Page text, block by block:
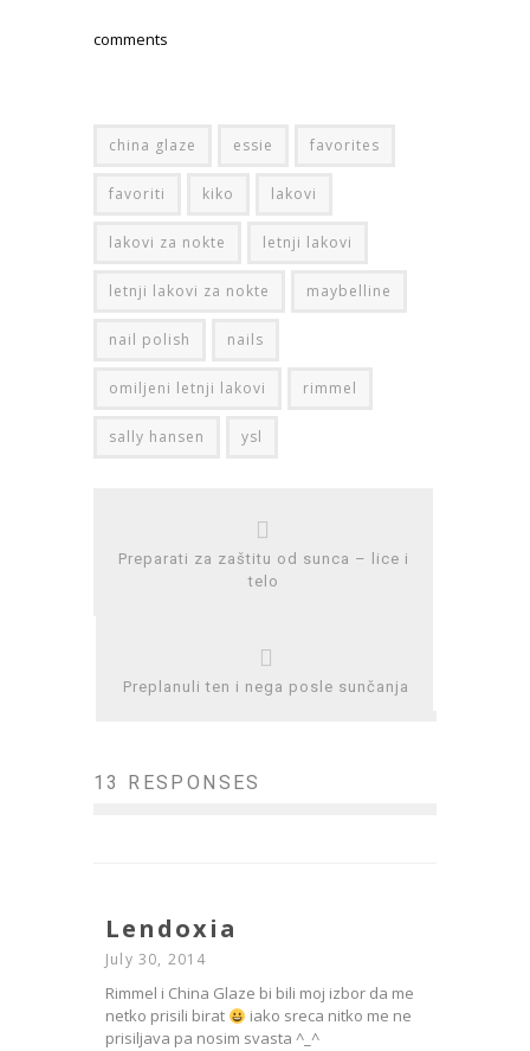
comments
china glaze essie favorites
favoriti kiko lakovi
lakovi za nokte letnji lakovi
letnji lakovi za nokte maybelline
nail polish nails
omiljeni letnji lakovi rimmel
sally hansen ysl
Preparati za zaštitu od sunca – lice i
telo
Preplanuli ten i nega posle sunčanja
13 RESPONSES
Lendoxia
July 30, 2014
Rimmel i China Glaze bi bili moj izbor da me
netko prisili birat
iako sreca nitko me ne
prisiljava pa nosim svasta ^_^